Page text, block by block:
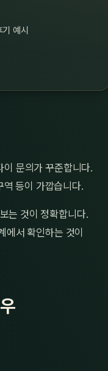
예시
문의가 꾸준합니다.
역 등이 가깝습니다.
는 것이 정확합니다.
에서 확인하는 것이